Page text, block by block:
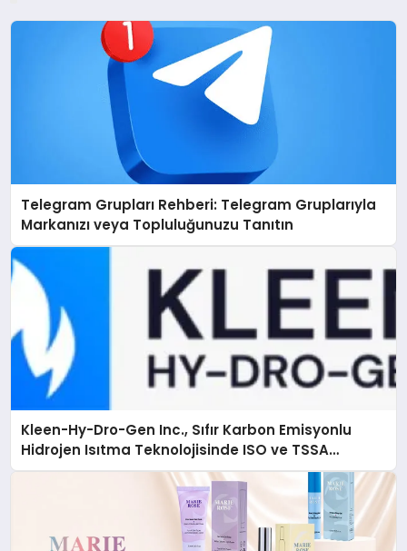
Telegram Grupları Rehberi: Telegram Gruplarıyla
Markanızı veya Topluluğunuzu Tanıtın
Kleen-Hy-Dro-Gen Inc., Sıfır Karbon Emisyonlu
Hidrojen Isıtma Teknolojisinde ISO ve TSSA
Düzenleyici Onaylarını Aldı